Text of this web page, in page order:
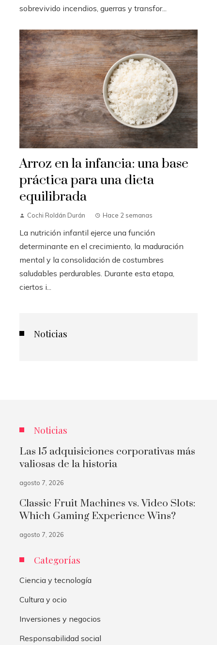
sobrevivido incendios, guerras y transfor...
Arroz en la infancia: una base
práctica para una dieta
equilibrada
Cochi Roldán Durán Hace 2 semanas
La nutrición infantil ejerce una función
determinante en el crecimiento, la maduración
mental y la consolidación de costumbres
saludables perdurables. Durante esta etapa,
ciertos i...
Noticias
Noticias
Las 15 adquisiciones corporativas más
valiosas de la historia
agosto 7, 2026
Classic Fruit Machines vs. Video Slots:
Which Gaming Experience Wins?
agosto 7, 2026
Categorías
Ciencia y tecnología
Cultura y ocio
Inversiones y negocios
Responsabilidad social